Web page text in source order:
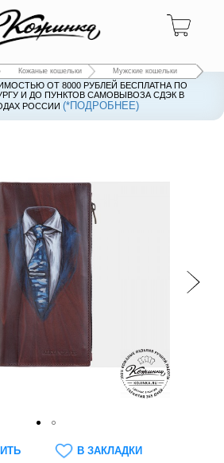
Кожаные кошельки Мужские кошельки
ОТ 8000 РУБЛЕЙ БЕСПЛАТНА ПО
И ДО ПУНКТОВ САМОВЫВОЗА СДЭК В
РОССИИ(*ПОДРОБНЕЕ)
ОТ 8000 РУБЛЕЙ БЕСПЛАТНА ПО
И ДО ПУНКТОВ САМОВЫВОЗА СДЭК В
РОССИИ(*ПОДРОБНЕЕ)
В ЗАКЛАДКИ